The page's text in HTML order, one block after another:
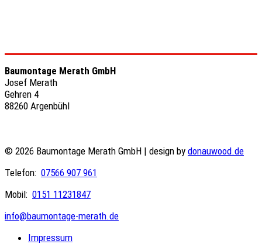
Baumontage Merath GmbH
Josef Merath
Gehren 4
88260 Argenbühl
© 2026 Baumontage Merath GmbH | design by donauwood.de
Telefon: 07566 907 961
Mobil: 0151 11231847
info@baumontage-merath.de
Impressum